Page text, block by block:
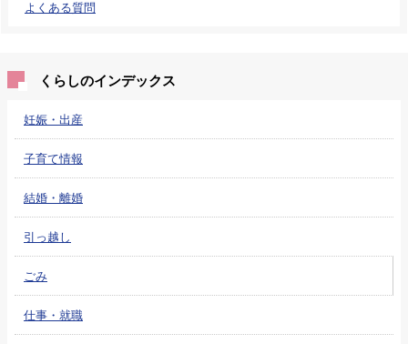
よくある質問
くらしのインデックス
妊娠・出産
子育て情報
結婚・離婚
引っ越し
ごみ
仕事・就職